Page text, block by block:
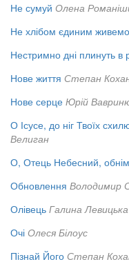
Не сумуй Олена
Не хлібом єдиним живемо
Нестримно дні плинуть в
Нове життя Степан
Нове серце Юрій
О Ісусе, до ніг Твоїх
Велиган
О, Отець Небесний,
Обновлення Володимир
Олівець Галина Левицька
Очі Олеся Білоус
Пізнай Його Степан